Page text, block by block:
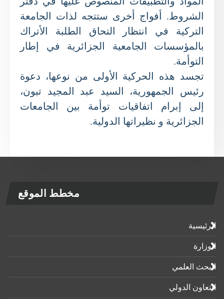
الشروط. أفواج أخرى ستتجه لذات الجامعة
التركية في انتظار التحاق الطلبة الأتراك
بالمؤسسات الجامعية الجزائرية في إطار
التوأمة.
تجسد هذه الحركية الأولى من نوعها، دعوة
رئيس الجمهورية، السيد عبد المجيد تبون،
إلى إبرام اتفاقيات توأمة بين الجامعات
الجزائرية و نظيراتها الدولية.
مخطط الموقع
الرئيسية
الوزارة
البحث العلمي
التعاون الدولي